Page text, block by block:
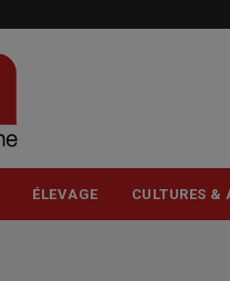
ÉLEVAGE CULTURES &